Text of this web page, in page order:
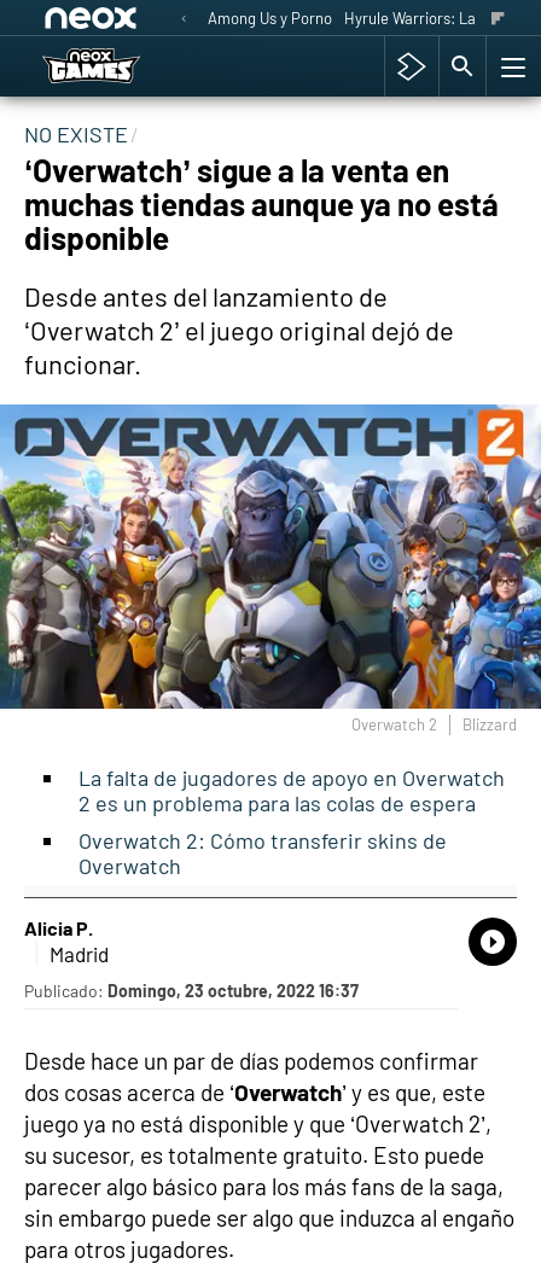
Among Us y Porno Hyrule Warriors: La Era del
NO EXISTE
‘Overwatch’ sigue a la venta en
muchas tiendas aunque ya no está
disponible
Desde antes del lanzamiento de
‘Overwatch 2’ el juego original dejó de
funcionar.
Overwatch 2 Blizzard
La falta de jugadores de apoyo en Overwatch
2 es un problema para las colas de espera
Overwatch 2: Cómo transferir skins de
Overwatch
Alicia P.
Madrid
Publicado: Domingo, 23 octubre, 2022 16:37
Desde hace un par de días podemos confirmar
dos cosas acerca de ‘Overwatch’ y es que, este
juego ya no está disponible y que ‘Overwatch 2’,
su sucesor, es totalmente gratuito. Esto puede
parecer algo básico para los más fans de la saga,
sin embargo puede ser algo que induzca al engaño
para otros jugadores.